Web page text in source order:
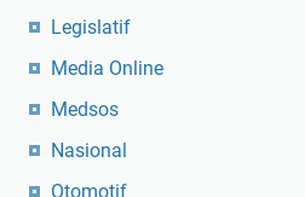
Legislatif
Media Online
Medsos
Nasional
Otomotif